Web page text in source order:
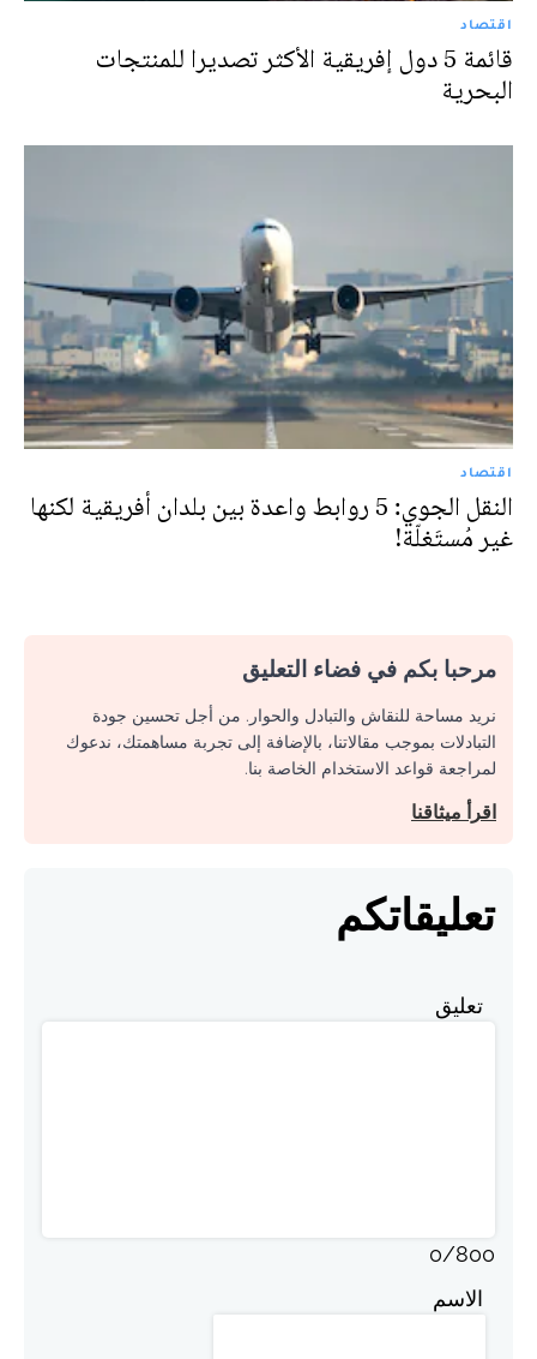
اقتصاد
قائمة 5 دول إفريقية الأكثر تصديرا للمنتجات
البحرية
اقتصاد
النقل الجوي: 5 روابط واعدة بين بلدان أفريقية لكنها
غير مُستَغلّة!
مرحبا بكم في فضاء التعليق
نريد مساحة للنقاش والتبادل والحوار. من أجل تحسين جودة
التبادلات بموجب مقالاتنا، بالإضافة إلى تجربة مساهمتك، ندعوك
لمراجعة قواعد الاستخدام الخاصة بنا.
اقرأ ميثاقنا
تعليقاتكم
تعليق
0/800
الاسم